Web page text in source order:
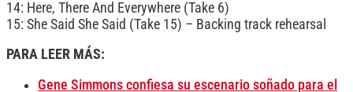
14: Here, There And Everywhere (Take 6)
15: She Said She Said (Take 15) – Backing track rehearsal
PARA LEER MÁS:
Gene Simmons confiesa su escenario soñado para el